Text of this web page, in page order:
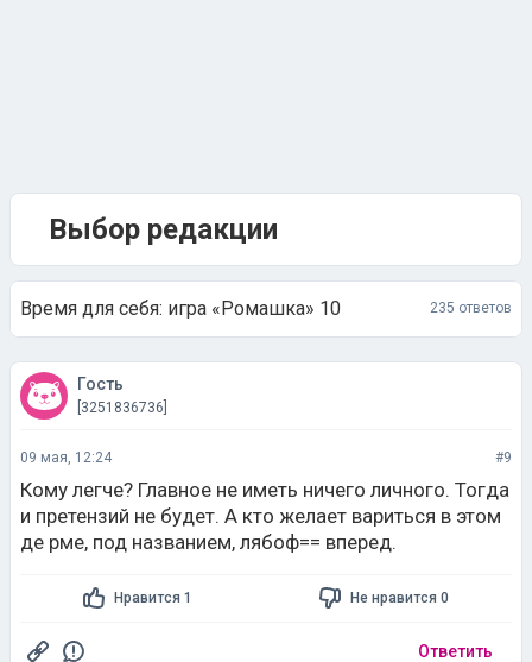
Выбор редакции
Время для себя: игра «Ромашка» 10 235 ответов
Гость
[3251836736]
09 мая, 12:24 #9
Кому легче? Главное не иметь ничего личного. Тогда
и претензий не будет. А кто желает вариться в этом
де рме, под названием, лябоф== вперед.
Нравится 1 Не нравится 0
Ответить